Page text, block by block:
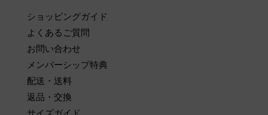
ショッピングガイド
よくあるご質問
お問い合わせ
メンバーシップ特典
配送・送料
返品・交換